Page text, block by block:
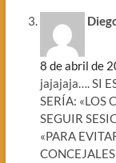
8 de abril de
jajajaja…. SI
SERÍA: «LOS
SEGUIR
«PARA